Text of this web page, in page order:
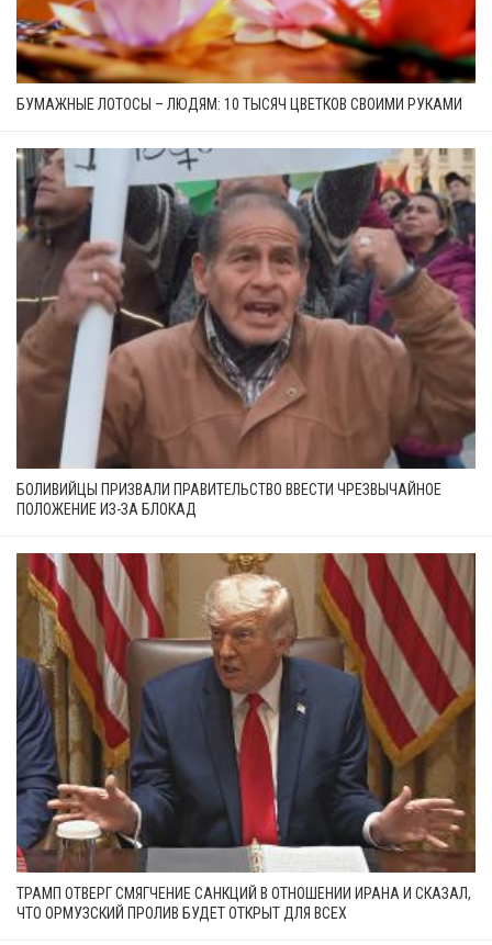
БУМАЖНЫЕ ЛОТОСЫ – ЛЮДЯМ: 10 ТЫСЯЧ ЦВЕТКОВ СВОИМИ РУКАМИ
БОЛИВИЙЦЫ ПРИЗВАЛИ ПРАВИТЕЛЬСТВО ВВЕСТИ ЧРЕЗВЫЧАЙНОЕ
ПОЛОЖЕНИЕ ИЗ-ЗА БЛОКАД
ТРАМП ОТВЕРГ СМЯГЧЕНИЕ САНКЦИЙ В ОТНОШЕНИИ ИРАНА И СКАЗАЛ,
ЧТО ОРМУЗСКИЙ ПРОЛИВ БУДЕТ ОТКРЫТ ДЛЯ ВСЕХ